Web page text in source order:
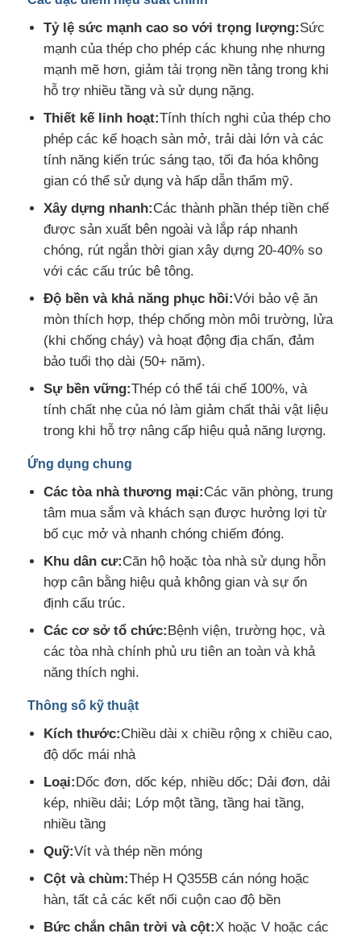
Cấu trúc thép đúc sẵn
Kho cấu trúc thép
Hội thảo cấu trúc thép
Xây dựng cấu trúc thép
Xây dựng khung thép
Chế tạo kết cấu thép
Vật liệu xây dựng bằng thép
Chuồng ngựa
Nhà để xe bằng thép
Tỷ lệ sức mạnh cao so với trọng lượng:Sức
mạnh của thép cho phép các khung nhẹ nhưng
mạnh mẽ hơn, giảm tải trọng nền tảng trong khi
hỗ trợ nhiều tầng và sử dụng nặng.
Thiết kế linh hoạt:Tính thích nghi của thép cho
phép các kế hoạch sàn mở, trải dài lớn và các
tính năng kiến trúc sáng tạo, tối đa hóa không
gian có thể sử dụng và hấp dẫn thẩm mỹ.
Xây dựng nhanh:Các thành phần thép tiền chế
được sản xuất bên ngoài và lắp ráp nhanh
chóng, rút ngắn thời gian xây dựng 20-40% so
với các cấu trúc bê tông.
Độ bền và khả năng phục hồi:Với bảo vệ ăn
mòn thích hợp, thép chống mòn môi trường, lửa
(khi chống cháy) và hoạt động địa chấn, đảm
bảo tuổi thọ dài (50+ năm).
Sự bền vững:Thép có thể tái chế 100%, và
tính chất nhẹ của nó làm giảm chất thải vật liệu
trong khi hỗ trợ nâng cấp hiệu quả năng lượng.
Ứng dụng chung
Các tòa nhà thương mại:Các văn phòng, trung
tâm mua sắm và khách sạn được hưởng lợi từ
bố cục mở và nhanh chóng chiếm đóng.
Khu dân cư:Căn hộ hoặc tòa nhà sử dụng hỗn
hợp cân bằng hiệu quả không gian và sự ổn
định cấu trúc.
Các cơ sở tổ chức:Bệnh viện, trường học, và
các tòa nhà chính phủ ưu tiên an toàn và khả
năng thích nghi.
Thông số kỹ thuật
Kích thước:Chiều dài x chiều rộng x chiều cao,
độ dốc mái nhà
Loại:Dốc đơn, dốc kép, nhiều dốc; Dải đơn, dải
kép, nhiều dải; Lớp một tầng, tầng hai tầng,
nhiều tầng
Quỹ:Vít và thép nền móng
Cột và chùm:Thép H Q355B cán nóng hoặc
hàn, tất cả các kết nối cuộn cao độ bền
Bức chắn chân trời và cột:X hoặc V hoặc các